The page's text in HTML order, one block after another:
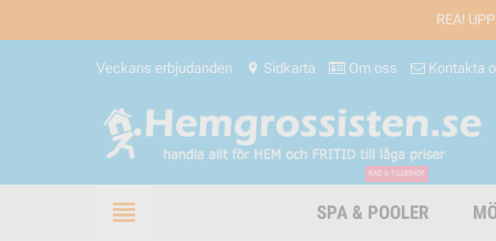
REA!
Veckans erbjudanden location_on Sidkarta Om oss Kontakta
view_headline SPA & POOLER
BAD & TILLBEHÖR